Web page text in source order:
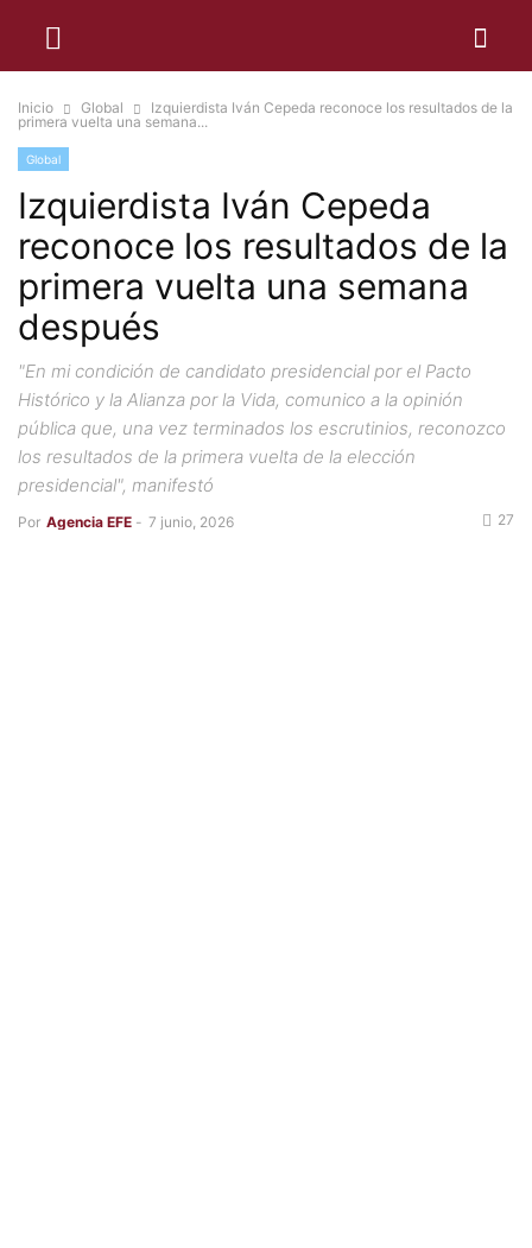
Inicio Global
Izquierdista Iván Cepeda reconoce los resultados de la
primera vuelta una semana...
Global
Izquierdista Iván Cepeda
reconoce los resultados de la
primera vuelta una semana
después
"En mi condición de candidato presidencial por el Pacto
Histórico y la Alianza por la Vida, comunico a la opinión
pública que, una vez terminados los escrutinios, reconozco
los resultados de la primera vuelta de la elección
presidencial", manifestó
Por Agencia EFE - 7 junio, 2026 27